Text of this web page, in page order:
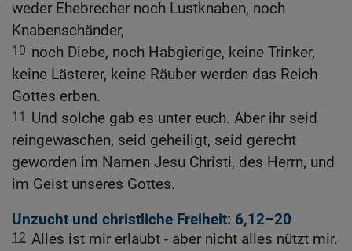
weder Ehebrecher noch Lustknaben, noch
Knabenschänder,
10 noch Diebe, noch Habgierige, keine Trinker,
keine Lästerer, keine Räuber werden das Reich
Gottes erben.
11
Und solche gab es unter euch. Aber ihr seid
reingewaschen, seid geheiligt, seid gerecht
geworden im Namen Jesu Christi, des Herrn, und
im Geist unseres Gottes.
Unzucht und christliche Freiheit: 6,12–20
12 Alles ist mir erlaubt - aber nicht alles nützt mir.